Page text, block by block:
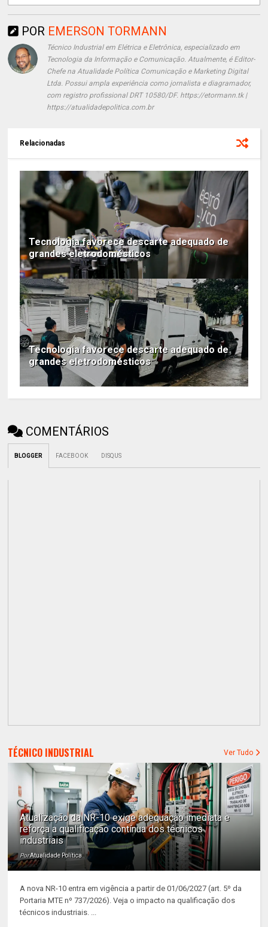
POR EMERSON TORMANN
Técnico Industrial em Elétrica e Eletrônica, especializado em
Tecnologia da Informação e Comunicação. Atualmente, é Editor-
Chefe na Atualidade Política Comunicação e Marketing Digital
Ltda. Possui ampla experiência como jornalista e diagramador,
com registro profissional DRT 10580/DF. https://etormann.tk |
https://atualidadepolitica.com.br
Relacionadas
Tecnologia favorece descarte adequado de
grandes eletrodomésticos
Tecnologia favorece descarte adequado de
grandes eletrodomésticos
COMENTÁRIOS
BLOGGER FACEBOOK DISQUS
TÉCNICO INDUSTRIAL Ver Tudo
Atualização da NR-10 exige adequação imediata e
reforça a qualificação contínua dos técnicos
industriais
PorAtualidade Política
A nova NR-10 entra em vigência a partir de 01/06/2027 (art. 5º da
Portaria MTE nº 737/2026). Veja o impacto na qualificação dos
técnicos industriais. ...